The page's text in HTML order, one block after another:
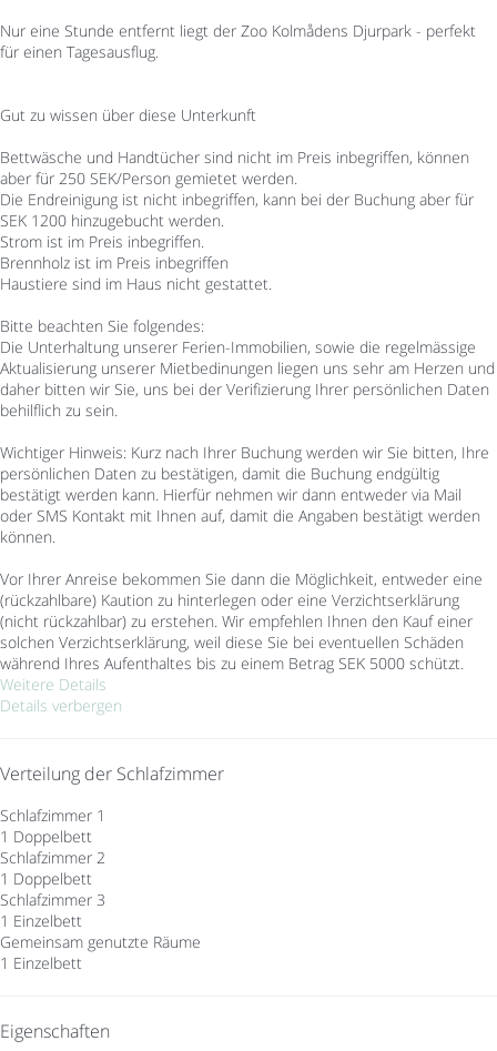
Nur eine Stunde entfernt liegt der Zoo Kolmådens Djurpark - perfekt
für einen Tagesausflug.
Gut zu wissen über diese Unterkunft
Bettwäsche und Handtücher sind nicht im Preis inbegriffen, können
aber für 250 SEK/Person gemietet werden.
Die Endreinigung ist nicht inbegriffen, kann bei der Buchung aber für
SEK 1200 hinzugebucht werden.
Strom ist im Preis inbegriffen.
Brennholz ist im Preis inbegriffen
Haustiere sind im Haus nicht gestattet.
Bitte beachten Sie folgendes:
Die Unterhaltung unserer Ferien-Immobilien, sowie die regelmässige
Aktualisierung unserer Mietbedinungen liegen uns sehr am Herzen und
daher bitten wir Sie, uns bei der Verifizierung Ihrer persönlichen Daten
behilflich zu sein.
Wichtiger Hinweis: Kurz nach Ihrer Buchung werden wir Sie bitten, Ihre
persönlichen Daten zu bestätigen, damit die Buchung endgültig
bestätigt werden kann. Hierfür nehmen wir dann entweder via Mail
oder SMS Kontakt mit Ihnen auf, damit die Angaben bestätigt werden
können.
Vor Ihrer Anreise bekommen Sie dann die Möglichkeit, entweder eine
(rückzahlbare) Kaution zu hinterlegen oder eine Verzichtserklärung
(nicht rückzahlbar) zu erstehen. Wir empfehlen Ihnen den Kauf einer
solchen Verzichtserklärung, weil diese Sie bei eventuellen Schäden
während Ihres Aufenthaltes bis zu einem Betrag SEK 5000 schützt.
Weitere Details
Details verbergen
Verteilung der Schlafzimmer
Schlafzimmer 1
1 Doppelbett
Schlafzimmer 2
1 Doppelbett
Schlafzimmer 3
1 Einzelbett
Gemeinsam genutzte Räume
1 Einzelbett
Eigenschaften